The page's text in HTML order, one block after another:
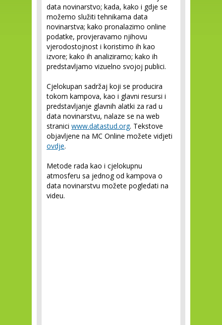
data novinarstvo; kada, kako i gdje se
možemo služiti tehnikama data
novinarstva; kako pronalazimo online
podatke, provjeravamo njihovu
vjerodostojnost i koristimo ih kao
izvore; kako ih analiziramo; kako ih
predstavljamo vizuelno svojoj publici.
Cjelokupan sadržaj koji se producira
tokom kampova, kao i glavni resursi i
predstavljanje glavnih alatki za rad u
data novinarstvu, nalaze se na web
stranici www.datastud.org. Tekstove
objavljene na MC Online možete vidjeti
ovdje.
Metode rada kao i cjelokupnu
atmosferu sa jednog od kampova o
data novinarstvu možete pogledati na
videu.